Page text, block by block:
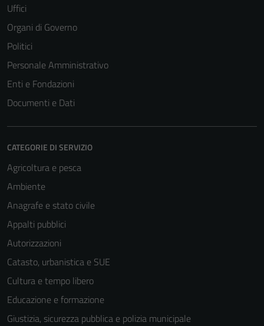
Uffici
Organi di Governo
Politici
Personale Amministrativo
Enti e Fondazioni
Documenti e Dati
CATEGORIE DI SERVIZIO
Agricoltura e pesca
Ambiente
Anagrafe e stato civile
Appalti pubblici
Autorizzazioni
Catasto, urbanistica e SUE
Cultura e tempo libero
Educazione e formazione
Giustizia, sicurezza pubblica e polizia municipale